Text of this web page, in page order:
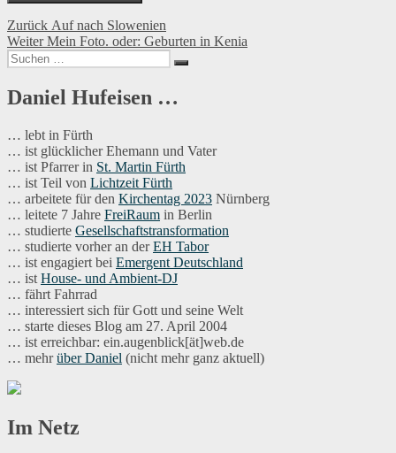
Beitragsnavigation
Zurück Vorheriger
Beitrag:
Auf nach Slowenien
Weiter Nächster
Beitrag:
Mein Foto. oder: Geburten in Kenia
Suchen
nach:
Suchen
Daniel Hufeisen …
… lebt in Fürth
… ist glücklicher Ehemann und Vater
… ist Pfarrer in St. Martin Fürth
… ist Teil von Lichtzeit Fürth
… arbeitete für den Kirchentag 2023 Nürnberg
… leitete 7 Jahre FreiRaum in Berlin
… studierte Gesellschaftstransformation
… studierte vorher an derEH Tabor
… ist engagiert bei Emergent Deutschland
… ist House- und Ambient-DJ
… fährt Fahrrad
… interessiert sich für Gott und seine Welt
… starte dieses Blog am 27. April 2004
… ist erreichbar: ein.augenblick[ät]web.de
… mehrüber Daniel (nicht mehr ganz aktuell)
Im Netz